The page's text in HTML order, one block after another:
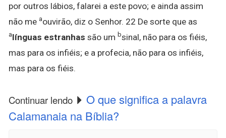
por outros lábios, falarei a este povo; e ainda assim
não me aouvirão, diz o Senhor. 22 De sorte que as
alínguas estranhas são um bsinal, não para os fiéis,
mas para os infiéis; e a profecia, não para os infiéis,
mas para os fiéis.
Continuar lendo
O que significa a palavra
Calamanaia na Bíblia?